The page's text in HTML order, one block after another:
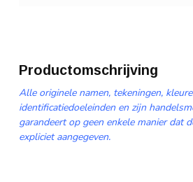
Productomschrijving
Alle originele namen, tekeningen,
identificatiedoeleinden en zijn
garandeert op geen enkele manier dat
expliciet aangegeven.